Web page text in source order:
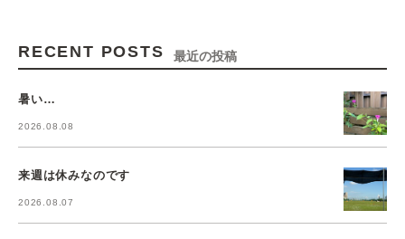
RECENT POSTS 最近の投稿
暑い…
2026.08.08
来週は休みなのです
2026.08.07